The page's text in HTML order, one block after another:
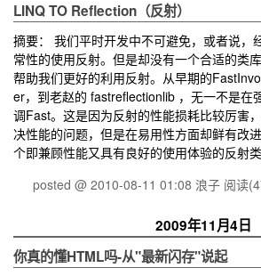
LINQ TO Reflection（反射）
摘要： 我们平时开发中不可避免，或者说，
常性的使用反射。但是却没有一个合适的类库
帮助我们更好的利用反射。从早期的
er，到老赵的 fastreflectionlib ，无一不是在
调Fast。这是因为反射的性能损耗比较厉害
决性能的问题，但是在易用性方面却鲜有改
个即兼顾性能又具有良好的使用体验的反射
posted @ 2010-08-11 01:08 浪子 阅读
2009年11月4日
你真的懂HTML吗-从"最新闪存"说起